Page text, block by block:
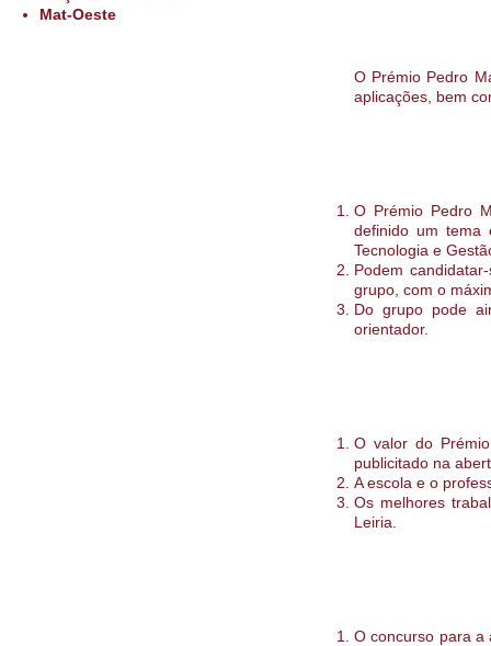
O Prémio Pedro
aplicações, bem
O Prémio Pedro
definido um tema
Tecnologia e
Podem
grupo, com o
Do grupo pode
orientador.
O valor do
publicitado na
A escola e o
Os melhores
Leiria.
O concurso para a
Mat-Oeste